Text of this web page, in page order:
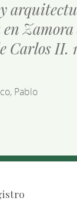
Zamora
Carlos II.
Pablo